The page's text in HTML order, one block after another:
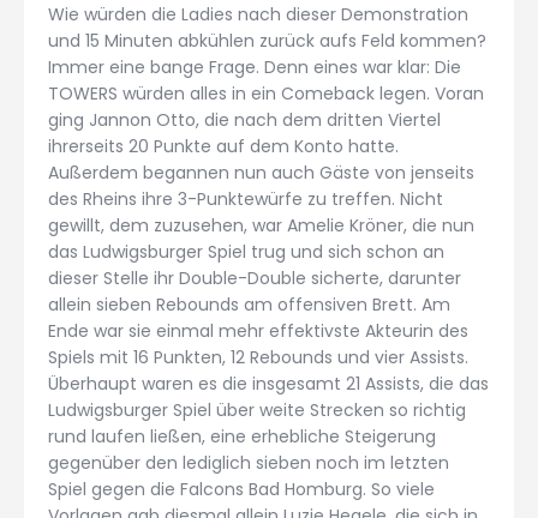
Wie würden die Ladies nach dieser Demonstration
und 15 Minuten abkühlen zurück aufs Feld kommen?
Immer eine bange Frage. Denn eines war klar: Die
TOWERS würden alles in ein Comeback legen. Voran
ging Jannon Otto, die nach dem dritten Viertel
ihrerseits 20 Punkte auf dem Konto hatte.
Außerdem begannen nun auch Gäste von jenseits
des Rheins ihre 3-Punktewürfe zu treffen. Nicht
gewillt, dem zuzusehen, war Amelie Kröner, die nun
das Ludwigsburger Spiel trug und sich schon an
dieser Stelle ihr Double-Double sicherte, darunter
allein sieben Rebounds am offensiven Brett. Am
Ende war sie einmal mehr effektivste Akteurin des
Spiels mit 16 Punkten, 12 Rebounds und vier Assists.
Überhaupt waren es die insgesamt 21 Assists, die das
Ludwigsburger Spiel über weite Strecken so richtig
rund laufen ließen, eine erhebliche Steigerung
gegenüber den lediglich sieben noch im letzten
Spiel gegen die Falcons Bad Homburg. So viele